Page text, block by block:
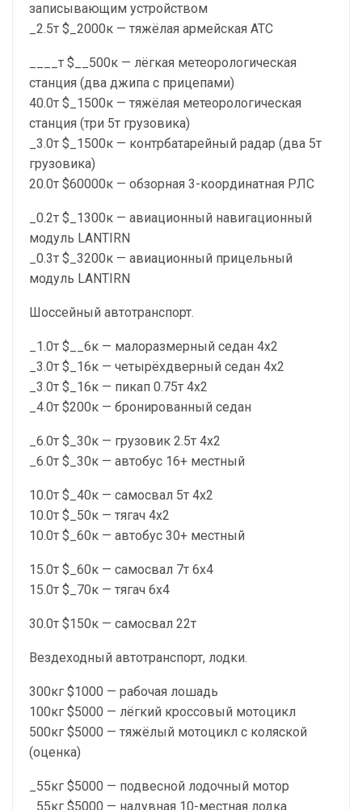
записывающим устройством
_2.5т $_2000к — тяжёлая армейская АТС
____т $__500к — лёгкая метеорологическая
станция (два джипа с прицепами)
40.0т $_1500к — тяжёлая метеорологическая
станция (три 5т грузовика)
_3.0т $_1500к — контрбатарейный радар (два 5т
грузовика)
20.0т $60000к — обзорная 3-координатная РЛС
_0.2т $_1300к — авиационный навигационный
модуль LANTIRN
_0.3т $_3200к — авиационный прицельный
модуль LANTIRN
Шоссейный автотранспорт.
_1.0т $__6к — малоразмерный седан 4х2
_3.0т $_16к — четырёхдверный седан 4х2
_3.0т $_16к — пикап 0.75т 4х2
_4.0т $200к — бронированный седан
_6.0т $_30к — грузовик 2.5т 4х2
_6.0т $_30к — автобус 16+ местный
10.0т $_40к — самосвал 5т 4х2
10.0т $_50к — тягач 4х2
10.0т $_60к — автобус 30+ местный
15.0т $_60к — самосвал 7т 6х4
15.0т $_70к — тягач 6х4
30.0т $150к — самосвал 22т
Вездеходный автотранспорт, лодки.
300кг $1000 — рабочая лошадь
100кг $5000 — лёгкий кроссовый мотоцикл
500кг $5000 — тяжёлый мотоцикл с коляской
(оценка)
_55кг $5000 — подвесной лодочный мотор
_55кг $5000 — надувная 10-местная лодка